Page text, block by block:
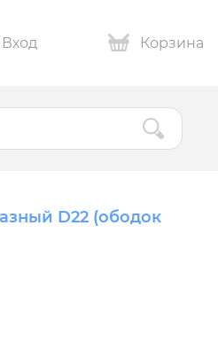
Вход Корзина
D22 (ободок